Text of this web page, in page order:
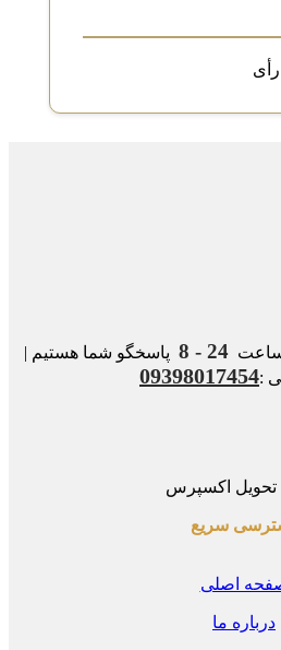
24 - 8
پاسخگو شما هستیم |
اکسپرس
سریع
اصلی
ما